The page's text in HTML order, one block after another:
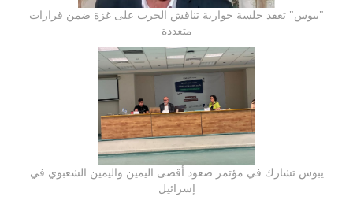
"يبوس" تعقد جلسة حوارية تناقش الحرب على غزة ضمن قرارات
متعددة
يبوس تشارك في مؤتمر صعود أقصى اليمين واليمين الشعبوي في
إسرائيل